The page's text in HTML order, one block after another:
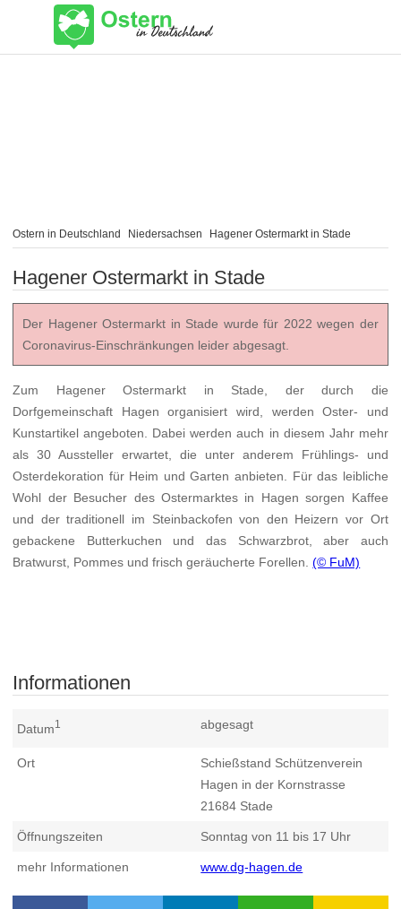
Ostern in Deutschland Niedersachsen Hagener Ostermarkt in Stade
Hagener Ostermarkt in Stade
Der Hagener Ostermarkt in Stade wurde für 2022 wegen der
Coronavirus-Einschränkungen leider abgesagt.
Zum Hagener Ostermarkt in Stade, der durch die
Dorfgemeinschaft Hagen organisiert wird, werden Oster- und
Kunstartikel angeboten. Dabei werden auch in diesem Jahr mehr
als 30 Aussteller erwartet, die unter anderem Frühlings- und
Osterdekoration für Heim und Garten anbieten. Für das leibliche
Wohl der Besucher des Ostermarktes in Hagen sorgen Kaffee
und der traditionell im Steinbackofen von den Heizern vor Ort
gebackene Butterkuchen und das Schwarzbrot, aber auch
Bratwurst, Pommes und frisch geräucherte Forellen.(© FuM)
Informationen
Datum1 abgesagt
Ort
Schießstand Schützenverein
Hagen in der Kornstrasse
21684 Stade
Öffnungszeiten Sonntag von 11 bis 17 Uhr
mehr Informationen www.dg-hagen.de